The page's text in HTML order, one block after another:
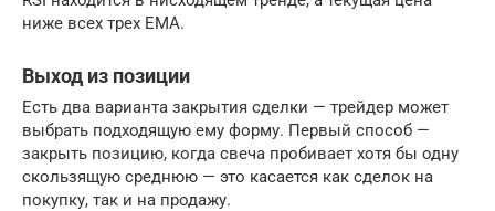
ниже всех трех EMA.
Выход из позиции
Есть два варианта закрытия сделки — трейдер может
выбрать подходящую ему форму. Первый способ —
закрыть позицию, когда свеча пробивает хотя бы одну
скользящую среднюю — это касается как сделок на
покупку, так и на продажу.